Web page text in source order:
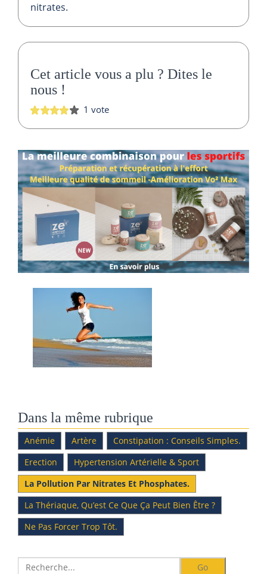
nitrates.
Cet article vous a plu ? Dites le
nous !
1 vote
Dans la même rubrique
Anémie Artère
Constipation : Conseils Simples.
Erection
Hypertension Artérielle & Sport
La Pollution Par Nitrates Et Phosphates.
La Thériaque, Qu’est Ce Que Ça Peut Bien Être ?
Ne Pas Forcer Trop Tôt.